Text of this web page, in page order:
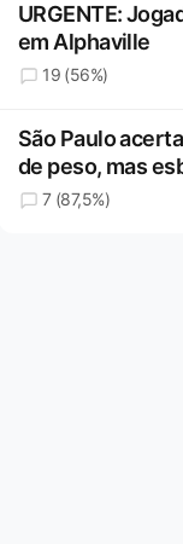
URGENTE:
em Alphaville
19 (56%)
São Paulo
de peso, mas
7 (87,5%)